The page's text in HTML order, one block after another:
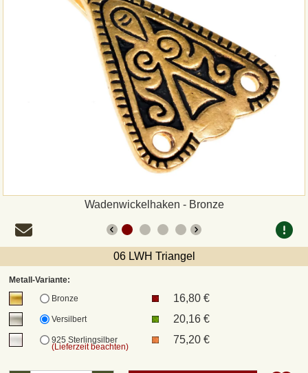
Wadenwickelhaken - Bronze
06 LWH Triangel
Metall-Variante:
Bronze
16,80 €
Versilbert 20,16 €
925 Sterlingsilber
(Lieferzeit beachten)
75,20 €
Zahlungsweisen
Versandarten und Retouren
UPS
DHL Paket
DPD
DHL Kleinpaket